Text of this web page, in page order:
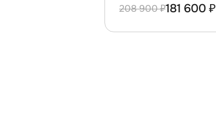
208 900 ₽181 600 ₽